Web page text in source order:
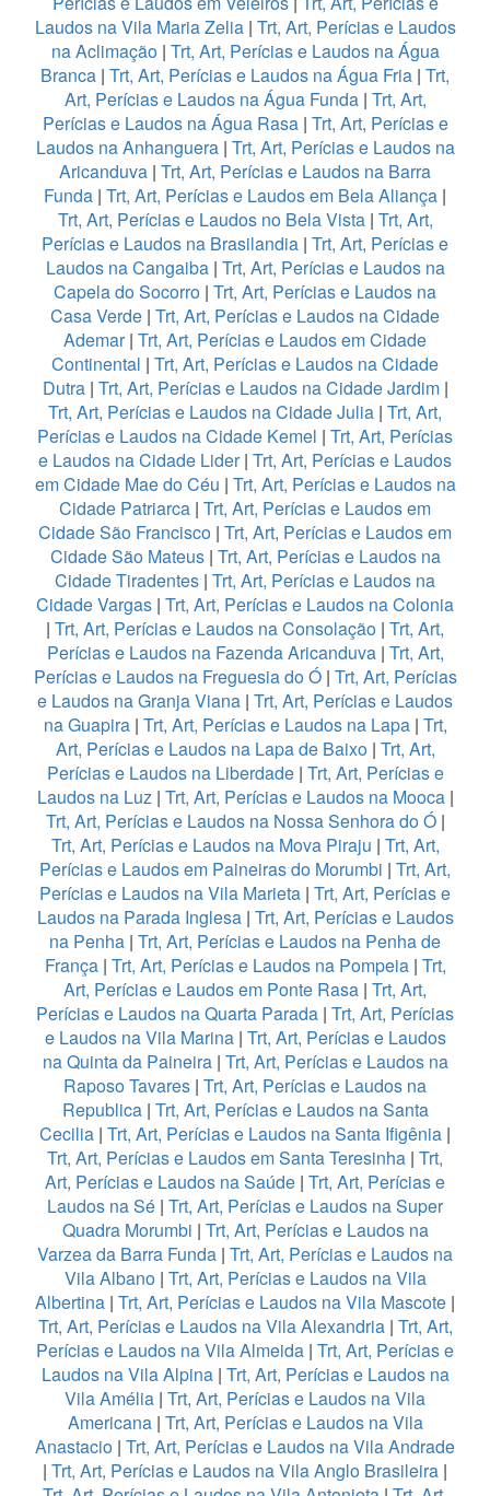
Laudos na Vila Maria Zelia| Trt, Art, Perícias e Laudos
na Aclimação| Trt, Art, Perícias e Laudos na Água
Branca | Trt, Art, Perícias e Laudos na Água Fria | Trt,
Art, Perícias e Laudos na Água Funda| Trt, Art,
Perícias e Laudos na Água Rasa | Trt, Art, Perícias e
Laudos na Anhanguera| Trt, Art, Perícias e Laudos na
Aricanduva | Trt, Art, Perícias e Laudos na Barra
Funda | Trt, Art, Perícias e Laudos em Bela Aliança |
Trt, Art, Perícias e Laudos no Bela Vista| Trt, Art,
Perícias e Laudos na Brasilandia | Trt, Art, Perícias e
Laudos na Cangaiba| Trt, Art, Perícias e Laudos na
Capela do Socorro | Trt, Art, Perícias e Laudos na
Casa Verde | Trt, Art, Perícias e Laudos na Cidade
Ademar| Trt, Art, Perícias e Laudos em Cidade
Continental | Trt, Art, Perícias e Laudos na Cidade
Dutra | Trt, Art, Perícias e Laudos na Cidade Jardim|
Trt, Art, Perícias e Laudos na Cidade Julia | Trt, Art,
Perícias e Laudos na Cidade Kemel | Trt, Art, Perícias
e Laudos na Cidade Lider| Trt, Art, Perícias e Laudos
em Cidade Mae do Céu | Trt, Art, Perícias e Laudos na
Cidade Patriarca | Trt, Art, Perícias e Laudos em
Cidade São Francisco | Trt, Art, Perícias e Laudos em
Cidade São Mateus| Trt, Art, Perícias e Laudos na
Cidade Tiradentes | Trt, Art, Perícias e Laudos na
Cidade Vargas | Trt, Art, Perícias e Laudos na Colonia
| Trt, Art, Perícias e Laudos na Consolação | Trt, Art,
Perícias e Laudos na Fazenda Aricanduva| Trt, Art,
Perícias e Laudos na Freguesia do Ó| Trt, Art, Perícias
e Laudos na Granja Viana | Trt, Art, Perícias e Laudos
na Guapira| Trt, Art, Perícias e Laudos na Lapa| Trt,
Art, Perícias e Laudos na Lapa de Baixo | Trt, Art,
Perícias e Laudos na Liberdade | Trt, Art, Perícias e
Laudos na Luz| Trt, Art, Perícias e Laudos na Mooca|
Trt, Art, Perícias e Laudos na Nossa Senhora do Ó|
Trt, Art, Perícias e Laudos na Mova Piraju | Trt, Art,
Perícias e Laudos em Paineiras do Morumbi | Trt, Art,
Perícias e Laudos na Vila Marieta | Trt, Art, Perícias e
Laudos na Parada Inglesa | Trt, Art, Perícias e Laudos
na Penha | Trt, Art, Perícias e Laudos na Penha de
França | Trt, Art, Perícias e Laudos na Pompeia| Trt,
Art, Perícias e Laudos em Ponte Rasa | Trt, Art,
Perícias e Laudos na Quarta Parada | Trt, Art, Perícias
e Laudos na Vila Marina| Trt, Art, Perícias e Laudos
na Quinta da Paineira| Trt, Art, Perícias e Laudos na
Raposo Tavares | Trt, Art, Perícias e Laudos na
Republica| Trt, Art, Perícias e Laudos na Santa
Cecilia | Trt, Art, Perícias e Laudos na Santa Ifigênia |
Trt, Art, Perícias e Laudos em Santa Teresinha | Trt,
Art, Perícias e Laudos na Saúde | Trt, Art, Perícias e
Laudos na Sé | Trt, Art, Perícias e Laudos na Super
Quadra Morumbi | Trt, Art, Perícias e Laudos na
Varzea da Barra Funda | Trt, Art, Perícias e Laudos na
Vila Albano| Trt, Art, Perícias e Laudos na Vila
Albertina | Trt, Art, Perícias e Laudos na Vila Mascote |
Trt, Art, Perícias e Laudos na Vila Alexandria| Trt, Art,
Perícias e Laudos na Vila Almeida | Trt, Art, Perícias e
Laudos na Vila Alpina | Trt, Art, Perícias e Laudos na
Vila Amélia | Trt, Art, Perícias e Laudos na Vila
Americana| Trt, Art, Perícias e Laudos na Vila
Anastacio | Trt, Art, Perícias e Laudos na Vila Andrade
| Trt, Art, Perícias e Laudos na Vila Anglo Brasileira |